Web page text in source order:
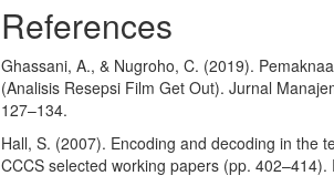
References
Ghassani, A., & Nugroho, C. (2019).
(Analisis Resepsi Film Get Out). Jurnal
127–134.
Hall, S. (2007). Encoding and decoding in the
CCCS selected working papers (pp. 402–414).